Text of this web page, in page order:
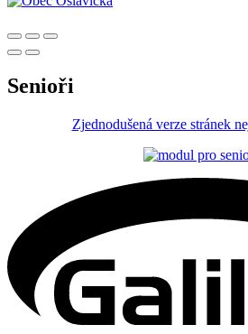
Senioři
Zjednodušená verze stránek